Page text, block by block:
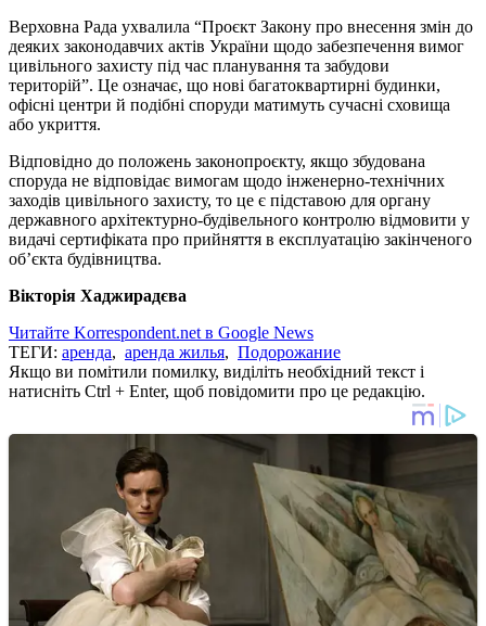
Верховна Рада ухвалила “Проєкт Закону про внесення змін до
деяких законодавчих актів України щодо забезпечення вимог
цивільного захисту під час планування та забудови
територій”. Це означає, що нові багатоквартирні будинки,
офісні центри й подібні споруди матимуть сучасні сховища
або укриття.
Відповідно до положень законопроєкту, якщо збудована
споруда не відповідає вимогам щодо інженерно-технічних
заходів цивільного захисту, то це є підставою для органу
державного архітектурно-будівельного контролю відмовити у
видачі сертифіката про прийняття в експлуатацію закінченого
об’єкта будівництва.
Вікторія Хаджирадєва
Читайте Korrespondent.net в Google News
ТЕГИ: аренда, аренда жилья, Подорожание
Якщо ви помітили помилку, виділіть необхідний текст і
натисніть Ctrl + Enter, щоб повідомити про це редакцію.